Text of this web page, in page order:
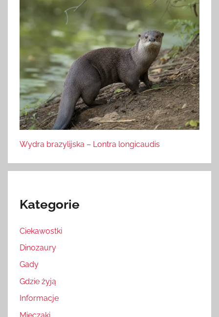
Wydra brazylijska – Lontra longicaudis
Kategorie
Ciekawostki
Dinozaury
Gady
Gdzie żyją
Informacje
Mięczaki